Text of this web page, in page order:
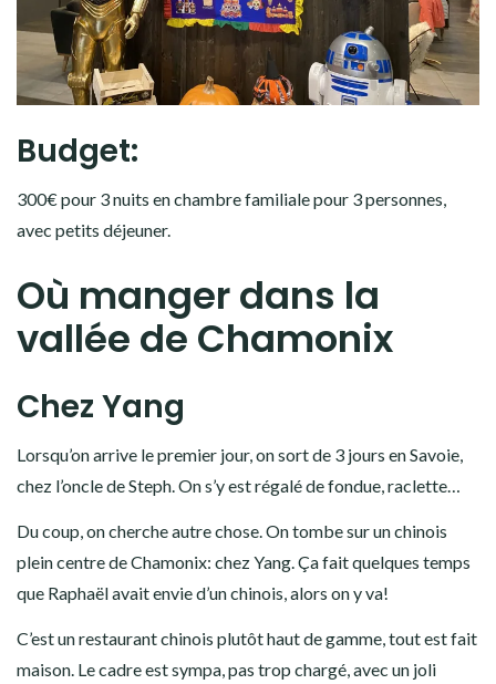
Budget:
300€ pour 3 nuits en chambre familiale pour 3 personnes,
avec petits déjeuner.
Où manger dans la
vallée de Chamonix
Chez Yang
Lorsqu’on arrive le premier jour, on sort de 3 jours en Savoie,
chez l’oncle de Steph. On s’y est régalé de fondue, raclette…
Du coup, on cherche autre chose. On tombe sur un chinois
plein centre de Chamonix: chez Yang. Ça fait quelques temps
que Raphaël avait envie d’un chinois, alors on y va!
C’est un restaurant chinois plutôt haut de gamme, tout est fait
maison. Le cadre est sympa, pas trop chargé, avec un joli